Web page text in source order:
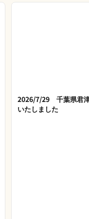
2026/7/29 千葉県君
いたしました